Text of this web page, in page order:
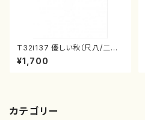
T32i137 優しい秋（尺八/二代
山本邦山/尺八/都山式譜）都山
流公刊楽譜曲番:586
¥1,700
カテゴリー